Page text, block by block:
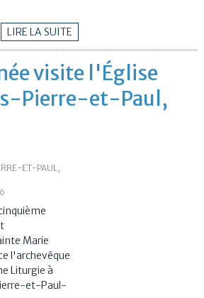
LIRE LA SUITE
visite l'Église
Pierre-et-Paul,
ET-PAUL,
Marie
l'archevêque
Liturgie à
et-Paul-